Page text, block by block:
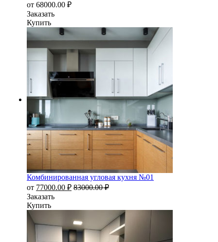
от 68000.00 ₽
Заказать
Купить
Комбинированная угловая кухня №01
от 77000.00 ₽ 83000.00₽
Заказать
Купить